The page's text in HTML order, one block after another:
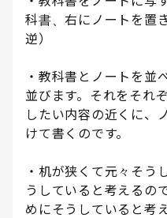
科書、右にノートを置
逆）
・教科書とノートを並
並びます。それをそれ
したい内容の近くに、
けて書くのです。
・机が狭くて元々そう
うしていると考えるの
めにそうしていると考